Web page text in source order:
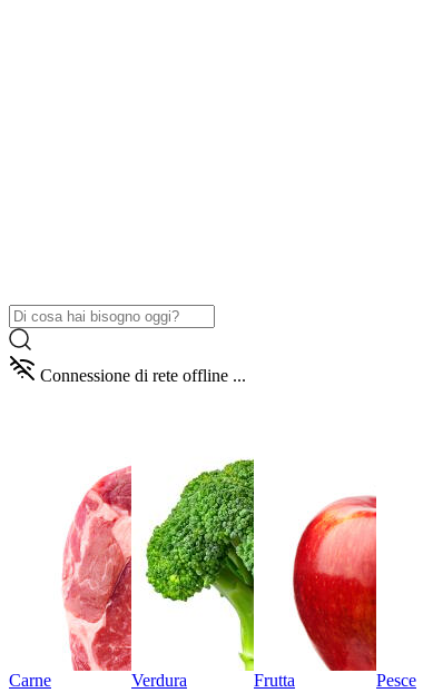
Connessione di rete offline ...
Carne Verdura Frutta Pesce